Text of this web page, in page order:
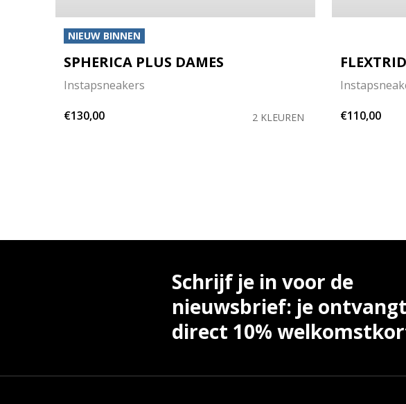
NIEUW BINNEN
SPHERICA PLUS DAMES
Instapsneakers
€130,00
2 KLEUREN
€110,00
Schrijf je in voor de
nieuwsbrief: je ontvangt
direct 10%